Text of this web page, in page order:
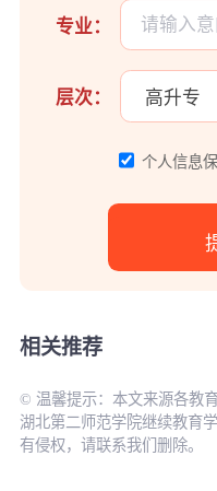
专业：
层次：
个人信息
相关推荐
© 温馨提示：本文来源各教
湖北第二师范学院继续教育
有侵权，请联系我们删除。